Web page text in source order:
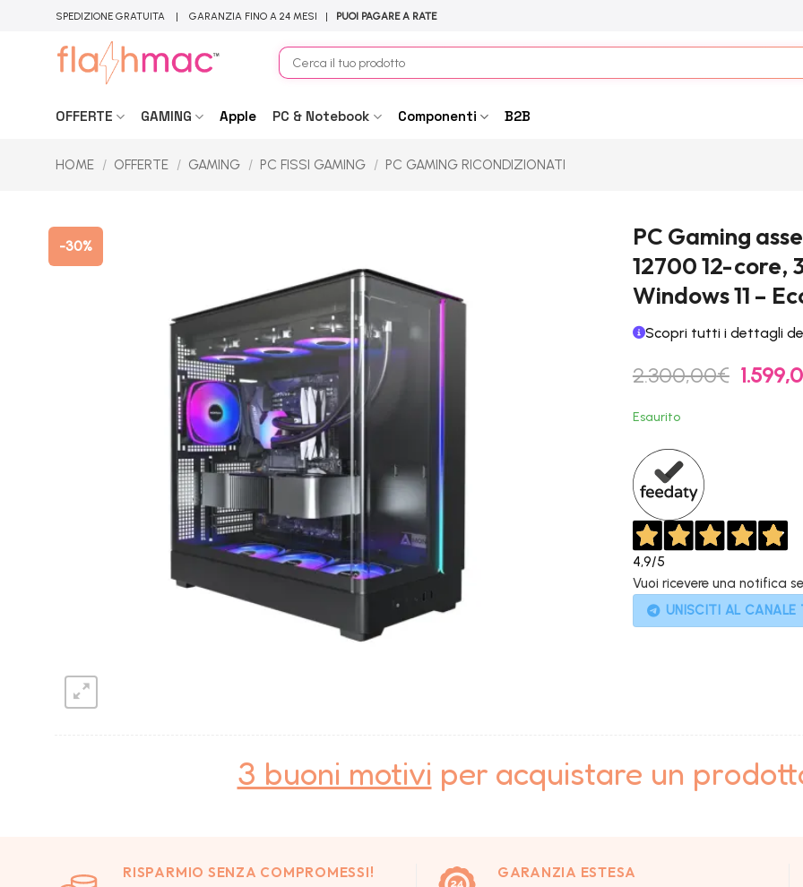
SPEDIZIONE GRATUITA | GARANZIA FINO A 24 MESI | PUOI PAGARE A RATE
Cerca:
OFFERTE GAMING Apple PC & Notebook Componenti B2B
HOME / OFFERTE / GAMING / PC FISSI GAMING / PC GAMING RICONDIZIONATI
-30%
PC Gaming
12700 12-core,
Windows 11 –
Scopri tutti i dettagli
2.300,00€ Il
prezzo
Esaurito
4,9/5
Vuoi ricevere una notifica
UNISCITI AL CANALE
3 buoni motivi per acquistare un
RISPARMIO SENZA COMPROMESSI!
GARANZIA ESTESA